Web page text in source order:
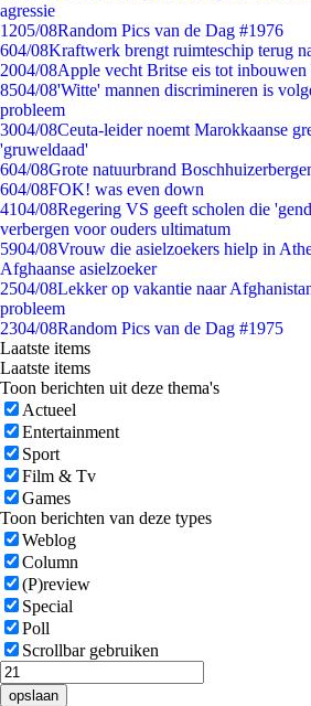
agressie
1205/08Random Pics van de Dag #1976
604/08Kraftwerk brengt ruimteschip terug
2004/08Apple vecht Britse eis tot
8504/08'Witte' mannen discrimineren is
probleem
3004/08Ceuta-leider noemt Marokkaanse
'gruweldaad'
604/08Grote natuurbrand
604/08FOK! was even down
4104/08Regering VS geeft scholen die
verbergen voor ouders ultimatum
5904/08Vrouw die asielzoekers hielp in
Afghaanse asielzoeker
2504/08Lekker op vakantie naar
probleem
2304/08Random Pics van de Dag #1975
Laatste items
Laatste items
Toon berichten uit deze thema's
Actueel
Entertainment
Sport
Film & Tv
Games
Toon berichten van deze types
Weblog
Column
(P)review
Special
Poll
Scrollbar gebruiken
opslaan